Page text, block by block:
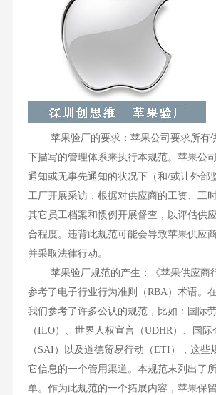
苹果验厂的要求：苹果公司要求所有
下描写的管理体系来执行本规范。苹果公
通知或无事先通知的状况下（和/或让外部
工厂开展采访，根据对供应商的工资、工
其它员工档案和惯例开展督查，以评估供
合程度。违背此规范可能会导致苹果供应
并采取法律行动。
苹果验厂规范的产生：《苹果供应商
参考了电子行业行为准则（RBA）术语。
我们参考了许多公认的规范，比如：国际
（ILO）、世界人权宣言（UDHR）、国
（SAI）以及道德贸易行动（ETI），这些
它信息的一个管用渠道。本规范末列出了
单。作为此规范的一个拓展内容，苹果保